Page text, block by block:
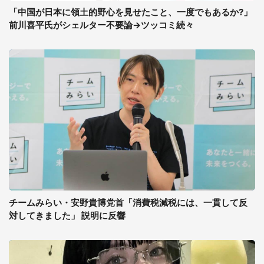
「中国が日本に領土的野心を見せたこと、一度でもあるか?」
前川喜平氏がシェルター不要論→ツッコミ続々
チームみらい・安野貴博党首「消費税減税には、一貫して反
対してきました」 説明に反響